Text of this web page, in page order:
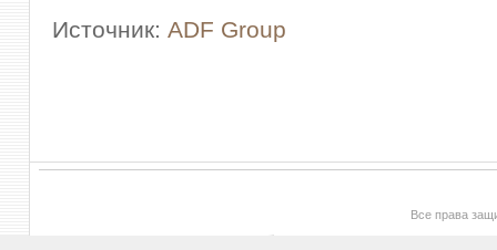
Источник: ADF Group
Все права